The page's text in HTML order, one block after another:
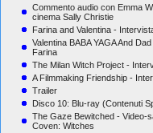
Commento audio con Emma
cinema Sally Christie
Farina and Valentina -
Valentina BABA YAGA And
Farina
The Milan Witch Project -
A Filmmaking Friendship -
Trailer
Disco 10: Blu-ray (Contenuti
The Gaze Bewitched - Video-
Coven: Witches